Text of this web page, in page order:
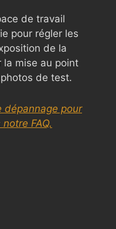
de travail
pour régler les
de la
la mise au point
de test.
dépannage pour
FAQ.